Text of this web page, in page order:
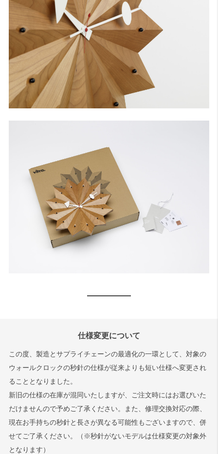
仕様変更について
この度、製造とサプライチェーンの最適化の一環として、対象の
ウォールクロックの秒針の仕様が従来よりも短い仕様へ変更され
ることとなりました。
新旧の仕様の在庫が混同いたしますが、ご注文時にはお選びいた
だけませんので予めご了承ください。また、修理交換対応の際、
現在お手持ちの秒針と長さが異なる可能性もございますので、併
せてご了承ください。（※秒針がないモデルは仕様変更の対象外
となります）